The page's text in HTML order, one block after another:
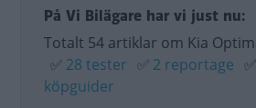
På Vi Bilägare har vi just nu:
Totalt 54 artiklar om Kia
✅ 28 tester ✅ 2 reportage ✅
köpguider